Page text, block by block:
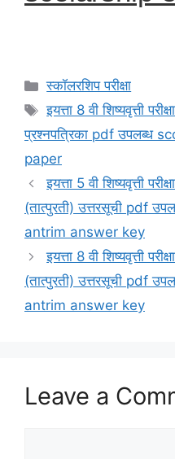
Categories
स्कॉलरशिप परीक्षा
Tags
इयत्ता 8 वी शिष्यवृत्ती
प्रश्नपत्रिका pdf उपलब्ध
paper
इयत्ता 5 वी शिष्यवृत्ती
(तात्पुरती) उत्तरसूची pdf
antrim answer key
इयत्ता 8 वी शिष्यवृत्ती
(तात्पुरती) उत्तरसूची pdf
antrim answer key
Leave a